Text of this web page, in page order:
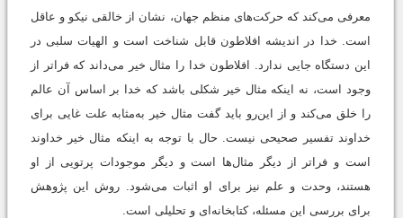
معرفی می‌کند که حرکت‌های منظم جهان، نشان از خالقی نیکو و عاقل
است. خدا در اندیشه افلاطون قابل شناخت است و الهیات سلبی در
این دستگاه جایی ندارد. افلاطون خدا را مثال خیر می‌داند که فراتر از
وجود است، نه اینکه مثال خیر شکلی باشد که خدا بر اساس آن عالم
را خلق می‌کند و از این‌رو باید گفت مثال خیر به‌مثابه علت غایی برای
خداوند تفسیر صحیحی نیست. حال با توجه به اینکه مثال خیر خداوند
است و فراتر از دیگر مثال‌ها است و دیگر موجودات پرتویی از او
هستند، وحدت و علم نیز برای او اثبات می‌شود. روش این پژوهش
برای بررسی این مسئله، کتابخانه‌ای و تحلیلی است.